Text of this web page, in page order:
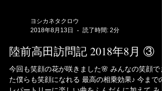
ヨシカネタクロウ
2018年8月13日
読了時間: 2分